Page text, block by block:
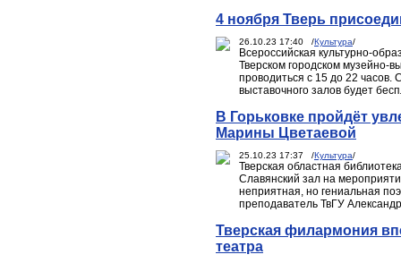
4 ноября Тверь
26.10.23 17:40 /Культура/
Всероссийская культурно-
Тверском городском музейно-
проводиться с 15 до 22 часов.
выставочного залов будет
В Горьковке пройдёт
Марины Цветаевой
25.10.23 17:37 /Культура/
Тверская областная
Славянский зал на
неприятная, но гениальная
преподаватель ТвГУ
Тверская филармония
театра